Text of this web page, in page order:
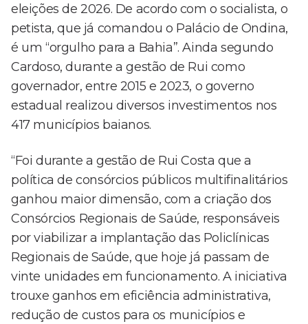
eleições de 2026. De acordo com o socialista, o
petista, que já comandou o Palácio de Ondina,
é um “orgulho para a Bahia”. Ainda segundo
Cardoso, durante a gestão de Rui como
governador, entre 2015 e 2023, o governo
estadual realizou diversos investimentos nos
417 municípios baianos.
“Foi durante a gestão de Rui Costa que a
política de consórcios públicos multifinalitários
ganhou maior dimensão, com a criação dos
Consórcios Regionais de Saúde, responsáveis
por viabilizar a implantação das Policlínicas
Regionais de Saúde, que hoje já passam de
vinte unidades em funcionamento. A iniciativa
trouxe ganhos em eficiência administrativa,
redução de custos para os municípios e